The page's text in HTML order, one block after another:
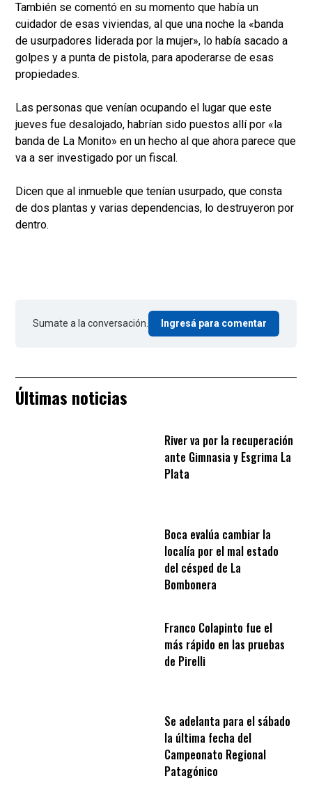
También se comentó en su momento que había un
cuidador de esas viviendas, al que una noche la «banda
de usurpadores liderada por la mujer», lo había sacado a
golpes y a punta de pistola, para apoderarse de esas
propiedades.
Las personas que venían ocupando el lugar que este
jueves fue desalojado, habrían sido puestos allí por «la
banda de La Monito» en un hecho al que ahora parece que
va a ser investigado por un fiscal.
Dicen que al inmueble que tenían usurpado, que consta
de dos plantas y varias dependencias, lo destruyeron por
dentro.
Sumate a la conversación. Ingresá para comentar
Últimas noticias
River va por la recuperación
ante Gimnasia y Esgrima La
Plata
Boca evalúa cambiar la
localía por el mal estado
del césped de La
Bombonera
Franco Colapinto fue el
más rápido en las pruebas
de Pirelli
Se adelanta para el sábado
la última fecha del
Campeonato Regional
Patagónico